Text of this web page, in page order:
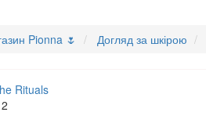
Pionna 🌷 Догляд за шкірою
Rituals